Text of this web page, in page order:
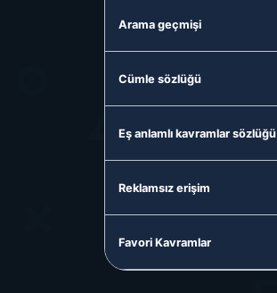
Arama geçmişi
Cümle sözlüğü
Eş anlamlı kavramlar sözlüğü
Reklamsız erişim
Favori Kavramlar